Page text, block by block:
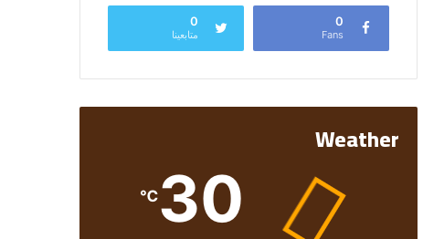
0
Fans
0
متابعينا
Weather
30
℃